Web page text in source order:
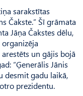
sarakstītas
Čakste.” Šī grāmata
Jāņa Čakstes dēlu,
un gājis bojā
“Ģenerālis Jānis
desmit gadu laikā,
prezidentu.